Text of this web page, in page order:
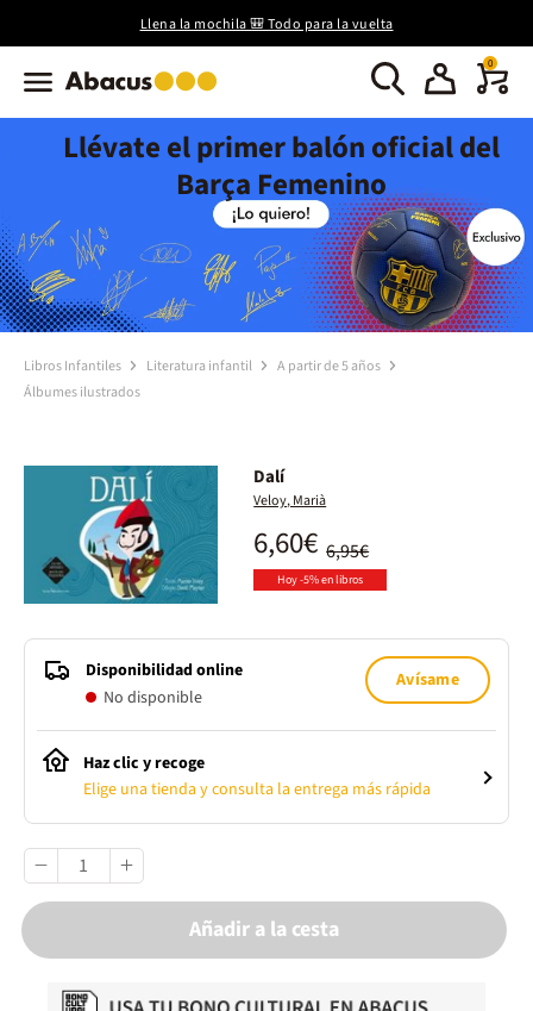
Llena la mochila 🎒 Todo para la vuelta
0
Llévate el primer balón oficial del
Barça Femenino
Libros Infantiles Literatura infantil
A partir de 5 años
Álbumes ilustrados
Dalí
Veloy, Marià
6,95€
6,60€
Hoy -5% en libros
Disponibilidad online
No disponible
Avísame
Haz clic y recoge
Elige una tienda y consulta la entrega más rápida
Añadir a la cesta